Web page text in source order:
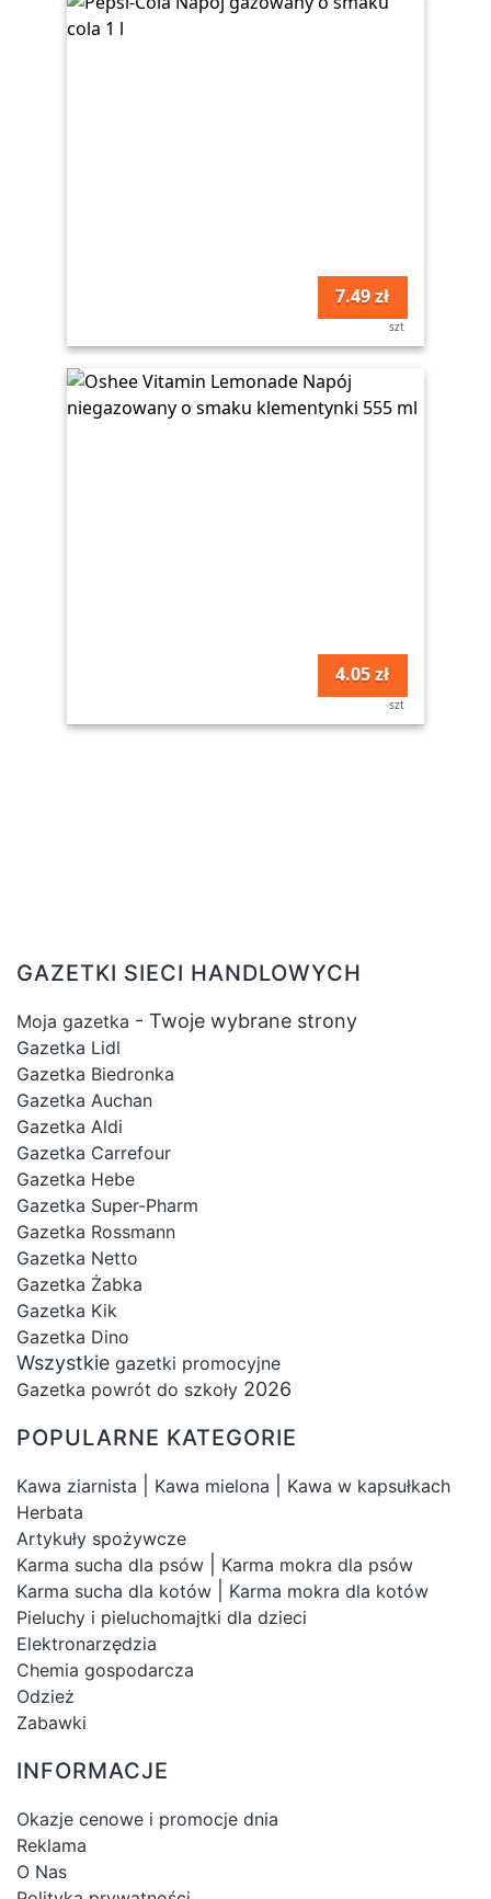
7.49 zł
szt
4.05 zł
szt
GAZETKI SIECI HANDLOWYCH
Moja gazetka - Twoje wybrane strony
Gazetka Lidl
Gazetka Biedronka
Gazetka Auchan
Gazetka Aldi
Gazetka Carrefour
Gazetka Hebe
Gazetka Super-Pharm
Gazetka Rossmann
Gazetka Netto
Gazetka Żabka
Gazetka Kik
Gazetka Dino
Wszystkie gazetki promocyjne
Gazetka powrót do szkoły 2026
POPULARNE KATEGORIE
Kawa ziarnista Kawa mielona
Kawa w kapsułkach
Herbata
Artykuły spożywcze
Karma sucha dla psów
Karma mokra dla psów
Karma sucha dla kotów
Karma mokra dla kotów
Pieluchy i pieluchomajtki dla dzieci
Elektronarzędzia
Chemia gospodarcza
Odzież
Zabawki
INFORMACJE
Okazje cenowe i promocje dnia
Reklama
O Nas